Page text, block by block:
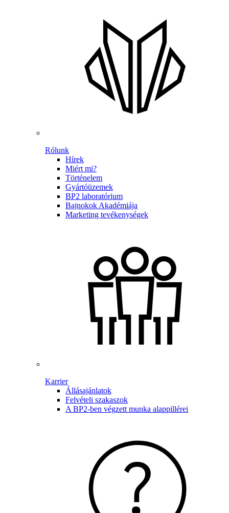
Rólunk
Hírek
Miért mi?
Történelem
Gyártóüzemek
BP2 laboratórium
Bajnokok Akadémiája
Marketing tevékenységek
Karrier
Állásajánlatok
Felvételi szakaszok
A BP2-ben végzett munka alappillérei